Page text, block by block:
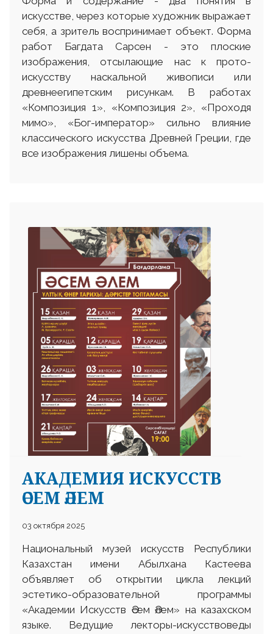
искусстве, через которые художник выражает
себя, а зритель воспринимает объект. Форма
работ Багдата Сарсен - это плоские
изображения, отсылающие нас к прото-
искусству наскальной живописи или
древнеегипетским рисункам. В работах
«Композиция 1», «Композиция 2», «Проходя
мимо», «Бог-император» сильно влияние
классического искусства Древней Греции, где
все изображения лишены объема.
АКАДЕМИЯ ИСКУССТВ
ӘСЕМ ӘЛЕМ
03 октября 2025
Национальный музей искусств Республики
Казахстан имени Абылхана Кастеева
объявляет об открытии цикла лекций
эстетико-образовательной программы
«Академии Искусств Әсем Әлем» на казахском
языке. Ведущие лекторы-искусствоведы